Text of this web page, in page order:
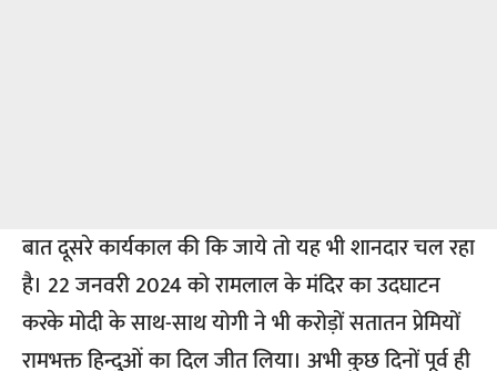
बात दूसरे कार्यकाल की कि जाये तो यह भी शानदार चल रहा
है। 22 जनवरी 2024 को रामलाल के मंदिर का उदघाटन
करके मोदी के साथ-साथ योगी ने भी करोड़ों सतातन प्रेमियों
रामभक्त हिन्दुओं का दिल जीत लिया। अभी कुछ दिनों पूर्व ही